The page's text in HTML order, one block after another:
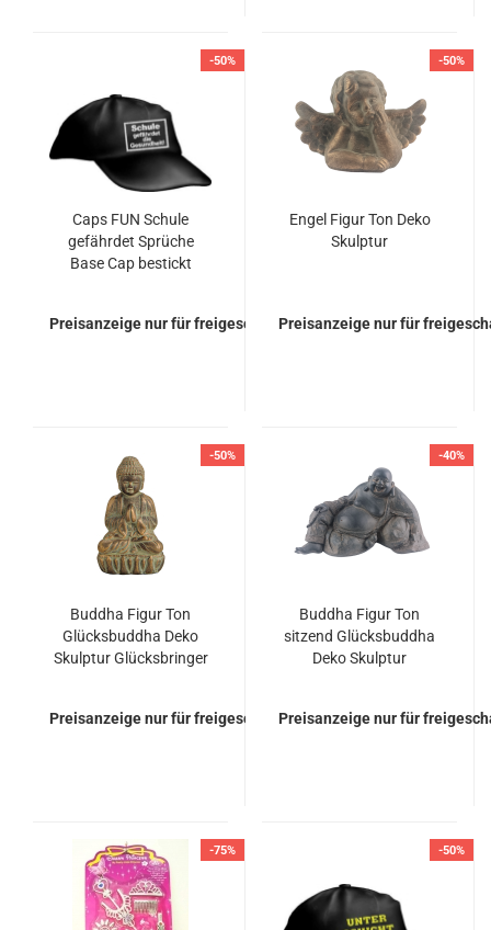
-50%
Caps FUN Schule
gefährdet Sprüche
Base Cap bestickt
Preisanzeige nur für freigeschaltete Kunden
-50%
Engel Figur Ton Deko
Skulptur
Preisanzeige nur für
-50%
Buddha Figur Ton
Glücksbuddha Deko
Skulptur Glücksbringer
Preisanzeige nur für freigeschaltete Kunden
-40%
Buddha Figur Ton
sitzend Glücksbuddha
Deko Skulptur
Preisanzeige nur für
-75% -50%